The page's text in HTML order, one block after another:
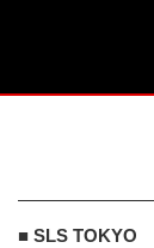
■ SLS TOKYO